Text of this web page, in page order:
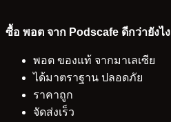
ซื้อ พอต จาก Podscafe ดีกว่ายังไง
พอต ของแท้ จากมาเลเซีย
ได้มาตราฐาน ปลอดภัย
ราคาถูก
จัดส่งเร็ว